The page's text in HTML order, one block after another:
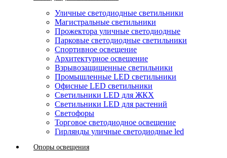
Уличные светодиодные светильники
Магистральные светильники
Прожектора уличные светодиодные
Парковые светодиодные светильники
Спортивное освещение
Архитектурное освещение
Взрывозащищенные светильники
Промышленные LED светильники
Офисные LED светильники
Cветильники LED для ЖКХ
Светильники LED для растений
Светофоры
Торговое светодиодное освещение
Гирлянды уличные светодиодные led
Опоры освещения